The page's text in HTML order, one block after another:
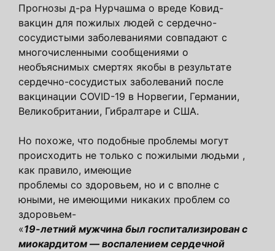
Прогнозы д-ра Нурчашма о вреде Ковид-
вакцин для пожилых людей с сердечно-
сосудистыми заболеваниями совпадают с
многочисленными сообщениями о
необъяснимых смертях якобы в результате
сердечно-сосудистых заболеваний после
вакцинации COVID-19 в Норвегии, Германии,
Великобритании, Гибралтаре и США.
Но похоже, что подобные проблемы могут
происходить не только с пожилыми людьми ,
как правило, имеющие
проблемы со здоровьем, но и с вполне с
юными, не имеющими никаких проблем со
здоровьем-
«19-летний мужчина был госпитализирован с
миокардитом — воспалением сердечной